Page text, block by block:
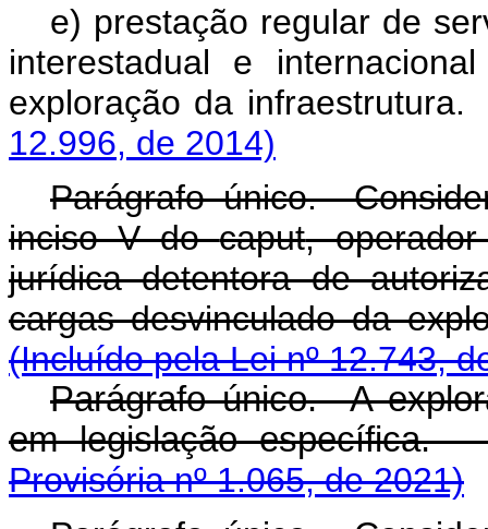
e) prestação regular de
interestadual e
exploração da
12.996, de 2014)
Parágrafo único.
inciso V docaput,
jurídica detentora de
cargas desvinculado
(Incluído pela Lei nº 12.743,
Parágrafo único. A
em legislação
Provisória nº 1.065, de 2021)